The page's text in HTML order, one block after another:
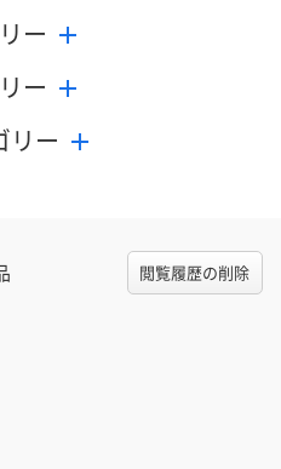
ー
ー
リー
閲覧履歴の削除